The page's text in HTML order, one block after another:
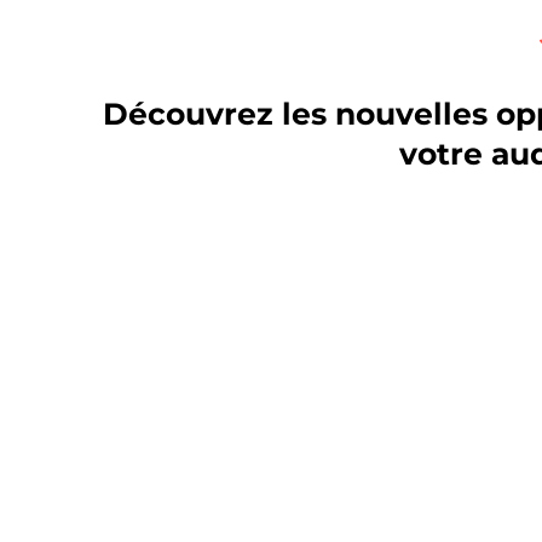
Découvrez les nouvelles
votre